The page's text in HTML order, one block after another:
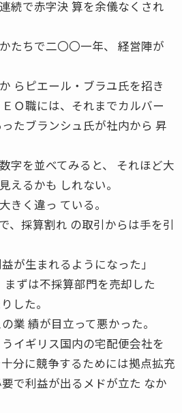
続で赤字決 算を余儀なくされ
たちで二〇〇一年、 経営陣が
らピエール・ブラユ氏を招き
Ｏ職には、それまでカルバー
たブランシュ氏が社内から 昇
字を並べてみると、 それほど大
えるかも しれない。
きく違っ ている。
、採算割れ の取引からは手を引
が生まれるようになった」
まずは不採算部門を売却した
した。
業 績が目立って悪かった。
うイギリス国内の宅配便会社を
分に競争するためには拠点拡充
で利益が出るメドが立た なか